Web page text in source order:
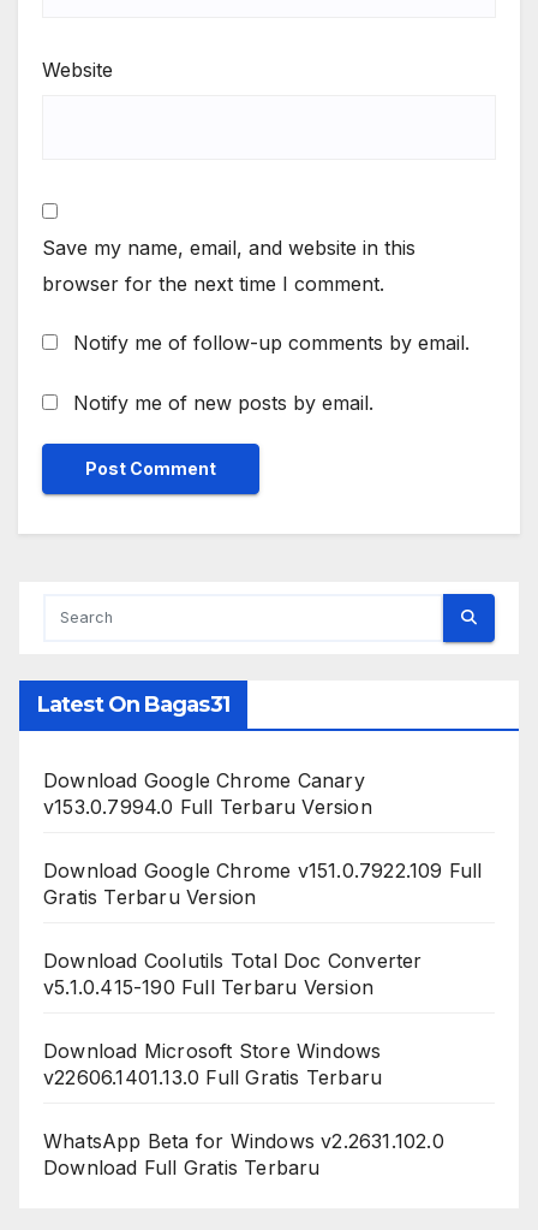
Website
Save my name, email, and website in this
browser for the next time I comment.
Notify me of follow-up comments by email.
Notify me of new posts by email.
Latest On Bagas31
Download Google Chrome Canary
v153.0.7994.0 Full Terbaru Version
Download Google Chrome v151.0.7922.109 Full
Gratis Terbaru Version
Download Coolutils Total Doc Converter
v5.1.0.415-190 Full Terbaru Version
Download Microsoft Store Windows
v22606.1401.13.0 Full Gratis Terbaru
WhatsApp Beta for Windows v2.2631.102.0
Download Full Gratis Terbaru